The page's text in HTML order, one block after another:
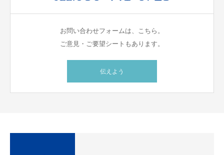
お問い合わせフォームは、こちら。
ご意見・ご要望シートもあります。
伝えよう